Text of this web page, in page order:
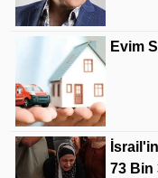
Evim
73 Bin